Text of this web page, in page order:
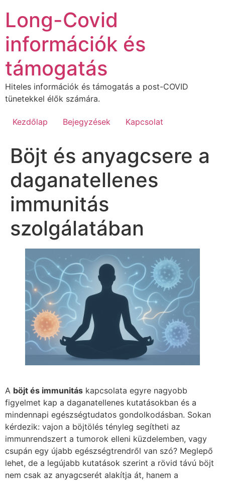
tartalomhoz
Long-Covid
információk és
támogatás
Hiteles információk és támogatás a post-COVID
tünetekkel élők számára.
Kezdőlap Bejegyzések Kapcsolat
Böjt és anyagcsere a
daganatellenes
immunitás
szolgálatában
A böjt és immunitás kapcsolata egyre nagyobb
figyelmet kap a daganatellenes kutatásokban és a
mindennapi egészségtudatos gondolkodásban. Sokan
kérdezik: vajon a böjtölés tényleg segítheti az
immunrendszert a tumorok elleni küzdelemben, vagy
csupán egy újabb egészségtrendről van szó? Meglepő
lehet, de a legújabb kutatások szerint a rövid távú böjt
nem csak az anyagcserét alakítja át, hanem a